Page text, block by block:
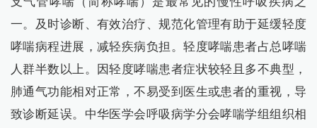
一。及时诊断、有效治疗、规范化管理有助于延缓轻度
哮喘病程进展，减轻疾病负担。轻度哮喘患者占总哮喘
人群半数以上。因轻度哮喘患者症状较轻且多不典型，
肺通气功能相对正常，不易受到医生或患者的重视，导
致诊断延误。中华医学会呼吸病学分会哮喘学组组织相